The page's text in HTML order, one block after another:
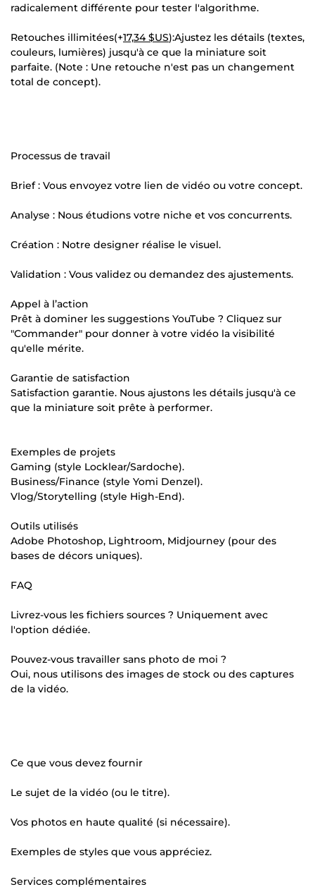
radicalement différente pour tester l'algorithme.
Retouches illimitées(+17,34 $US):Ajustez les détails (textes,
couleurs, lumières) jusqu'à ce que la miniature soit
parfaite. (Note : Une retouche n'est pas un changement
total de concept).
Processus de travail
Brief : Vous envoyez votre lien de vidéo ou votre concept.
Analyse : Nous étudions votre niche et vos concurrents.
Création : Notre designer réalise le visuel.
Validation : Vous validez ou demandez des ajustements.
Appel à l’action
Prêt à dominer les suggestions YouTube ? Cliquez sur
"Commander" pour donner à votre vidéo la visibilité
qu'elle mérite.
Garantie de satisfaction
Satisfaction garantie. Nous ajustons les détails jusqu'à ce
que la miniature soit prête à performer.
Exemples de projets
Gaming (style Locklear/Sardoche).
Business/Finance (style Yomi Denzel).
Vlog/Storytelling (style High-End).
Outils utilisés
Adobe Photoshop, Lightroom, Midjourney (pour des
bases de décors uniques).
FAQ
Livrez-vous les fichiers sources ? Uniquement avec
l'option dédiée.
Pouvez-vous travailler sans photo de moi ?
Oui, nous utilisons des images de stock ou des captures
de la vidéo.
Ce que vous devez fournir
Le sujet de la vidéo (ou le titre).
Vos photos en haute qualité (si nécessaire).
Exemples de styles que vous appréciez.
Services complémentaires